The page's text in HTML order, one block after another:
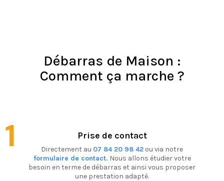
Débarras de Maison :
Comment ça marche ?
Prise de contact
Directement au 07 84 20 98 42 ou via notre
formulaire de contact. Nous allons étudier votre
besoin en terme de débarras et ainsi vous proposer
une prestation adapté.
1